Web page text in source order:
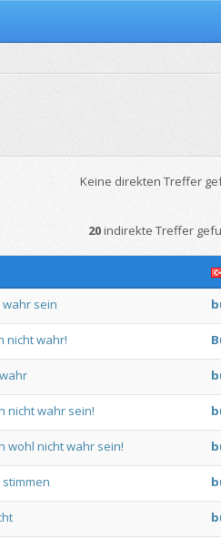
Keine direkten Treffer
20indirekte Treffer
wahr sein
nichtwahr!
wahr
nichtwahr sein!
wohl nichtwahr sein!
stimmen